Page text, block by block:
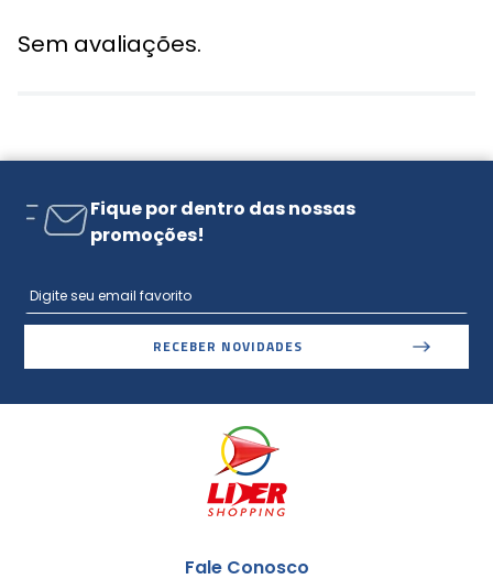
Sem avaliações.
Fique por dentro das nossas
promoções!
RECEBER NOVIDADES
Fale Conosco